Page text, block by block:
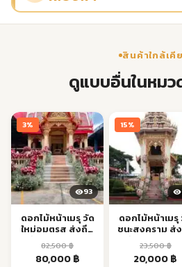
สินค้าใกล้เคี
ดูแบบอื่นในหมว
3%
93
ดอกไม้หน้าเมรุ วัด
ใหม่อมตรส ส่งถึง
วัด กรุงเทพฯ |
Aorest
82,500฿
Original
80,000฿Current
15%
ดอกไม้หน้าเมรุ
ชนะสงคราม ส่
วัด กรุงเทพฯ |
Aorest
23,500฿
Original
20,000฿